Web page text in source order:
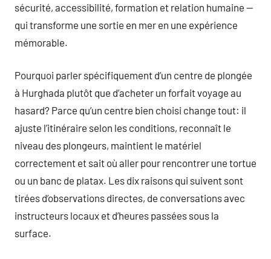
sécurité, accessibilité, formation et relation humaine —
qui transforme une sortie en mer en une expérience
mémorable.
Pourquoi parler spécifiquement d’un centre de plongée
à Hurghada plutôt que d’acheter un forfait voyage au
hasard? Parce qu’un centre bien choisi change tout: il
ajuste l’itinéraire selon les conditions, reconnaît le
niveau des plongeurs, maintient le matériel
correctement et sait où aller pour rencontrer une tortue
ou un banc de platax. Les dix raisons qui suivent sont
tirées d’observations directes, de conversations avec
instructeurs locaux et d’heures passées sous la
surface.